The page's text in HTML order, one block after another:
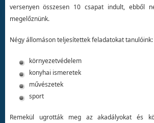
versenyen összesen 10 csapat indult, ebből
megelőznünk.
Négy állomáson teljesítettek feladatokat tanulóink:
környezetvédelem
konyhai ismeretek
művészetek
sport
Remekül ugrották meg az akadályokat és